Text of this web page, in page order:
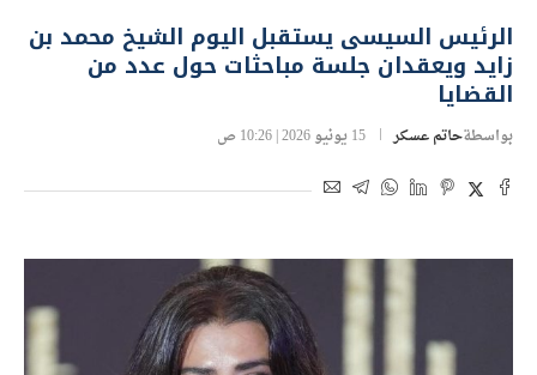
الرئيس السيسى يستقبل اليوم الشيخ محمد بن
زايد ويعقدان جلسة مباحثات حول عدد من
القضايا
بواسطةحاتم عسكر 15 يونيو 2026 | 10:26 ص